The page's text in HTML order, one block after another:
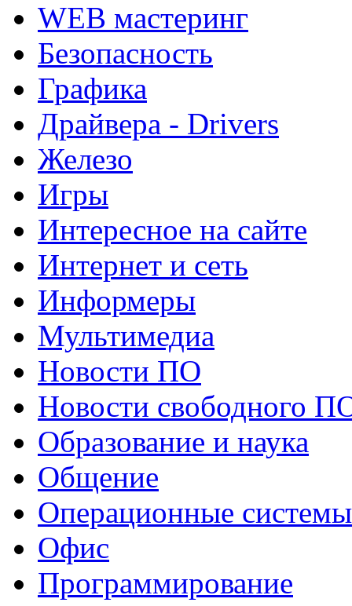
WEB мастеринг
Безопасность
Графика
Драйвера - Drivers
Железо
Игры
Интересное на сайте
Интернет и сеть
Информеры
Мультимедиа
Новости ПО
Новости свободного
Образование и наука
Общение
Операционные системы
Офис
Программирование